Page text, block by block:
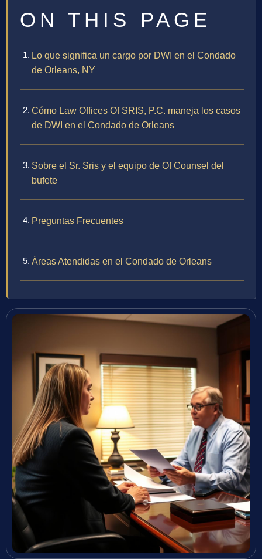
ON THIS PAGE
Lo que significa un cargo por DWI en el Condado
de Orleans, NY
Cómo Law Offices Of SRIS, P.C. maneja los casos
de DWI en el Condado de Orleans
Sobre el Sr. Sris y el equipo de Of Counsel del
bufete
Preguntas Frecuentes
Áreas Atendidas en el Condado de Orleans